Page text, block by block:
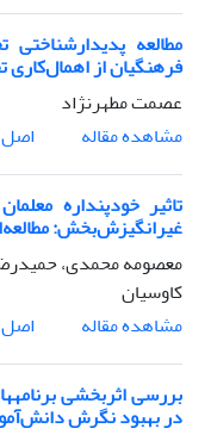
مطالعه
فرهنگیان از
عصمت مطهرنژاد
مشاهده مقاله
اصل
تاثیر خودپنداره
غیرانگیزش‌بخش:
معصومه محمدی،
کاوسیان
مشاهده مقاله
اصل
بررسی اثربخشی
در بهبود نگرش